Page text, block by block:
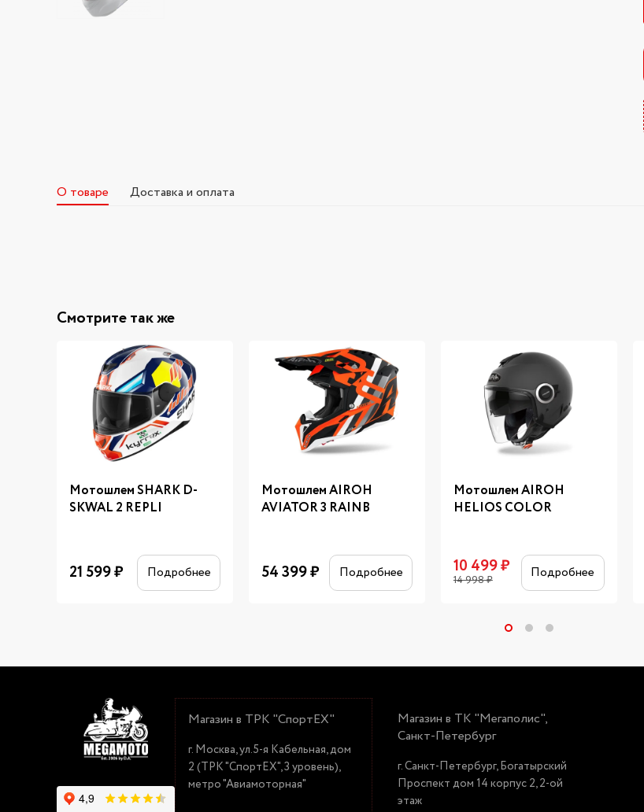
О товаре Доставка и оплата
Смотрите так же
Мотошлем SHARK D-
SKWAL 2 REPLI
21 599₽ Подробнее
Мотошлем AIROH
AVIATOR 3 RAINB
54 399₽ Подробнее
Мотошлем AIROH
HELIOS COLOR
10 499₽
14 998₽ Подробнее
Магазин в ТРК "СпортЕХ"
г. Москва, ул.5-я Кабельная, дом
2 (ТРК "СпортЕХ", 3 уровень),
метро "Авиамоторная"
Магазин в ТК "Мегаполис",
Санкт-Петербург
г. Санкт-Петербург, Богатырский
Проспект дом 14 корпус 2, 2-ой
этаж